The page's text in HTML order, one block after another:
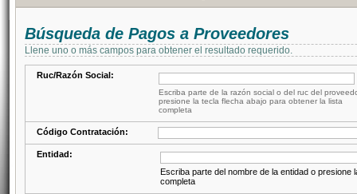
Búsqueda de Pagos a Proveedores
Llene uno o más campos para obtener el resultado requerido.
Ruc/Razón Social:
Escriba parte de la razón social o del ruc del
presione la tecla flecha abajo para obtener la lista
completa
Código Contratación:
Entidad:
Escriba parte del nombre de la entidad o presione
completa